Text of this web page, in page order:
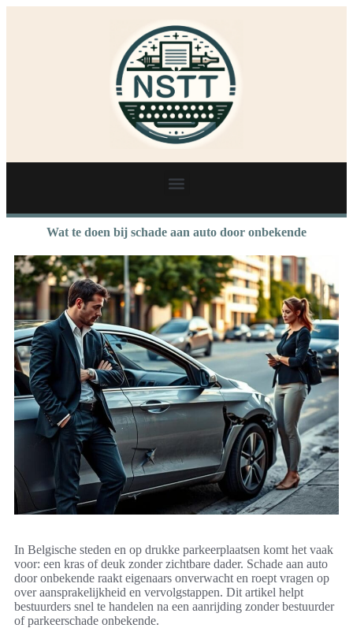
Wat te doen bij schade aan auto door onbekende
In Belgische steden en op drukke parkeerplaatsen komt het vaak
voor: een kras of deuk zonder zichtbare dader. Schade aan auto
door onbekende raakt eigenaars onverwacht en roept vragen op
over aansprakelijkheid en vervolgstappen. Dit artikel helpt
bestuurders snel te handelen na een aanrijding zonder bestuurder
of parkeerschade onbekende.